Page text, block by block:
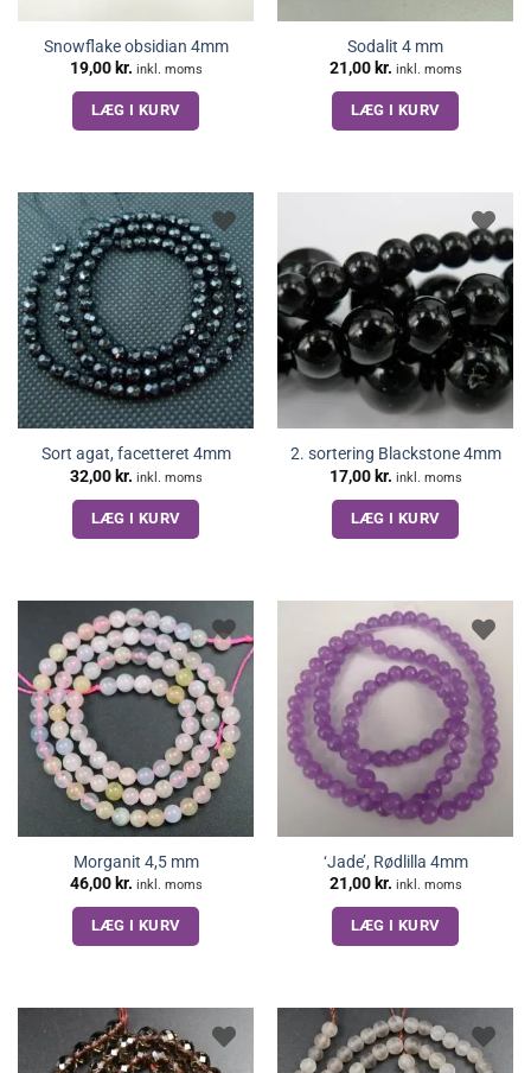
Snowflake obsidian 4mm
19,00 kr. inkl. moms
LÆG I KURV
Sodalit 4 mm
21,00 kr. inkl. moms
LÆG I KURV
Sort agat, facetteret 4mm
32,00 kr. inkl. moms
LÆG I KURV
2. sortering Blackstone 4mm
17,00 kr. inkl. moms
LÆG I KURV
Morganit 4,5 mm
46,00 kr. inkl. moms
LÆG I KURV
‘Jade’, Rødlilla 4mm
21,00 kr. inkl. moms
LÆG I KURV